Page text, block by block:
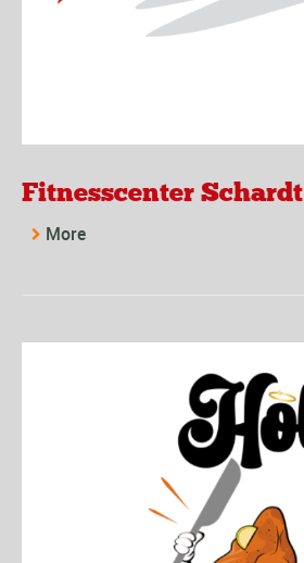
Fitnesscenter Schardt
More